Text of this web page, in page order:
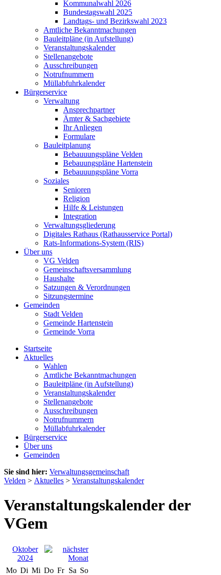
Kommunalwahl 2026
Bundestagswahl 2025
Landtags- und Bezirkswahl 2023
Amtliche Bekanntmachungen
Bauleitpläne (in Aufstellung)
Veranstaltungskalender
Stellenangebote
Ausschreibungen
Notrufnummern
Müllabfuhrkalender
Bürgerservice
Verwaltung
Ansprechpartner
Ämter & Sachgebiete
Ihr Anliegen
Formulare
Bauleitplanung
Bebauuungspläne Velden
Bebauungspläne Hartenstein
Bebauuungspläne Vorra
Soziales
Senioren
Religion
Hilfe & Leistungen
Integration
Verwaltungsgliederung
Digitales Rathaus (Rathausservice Portal)
Rats-Informations-System (RIS)
Über uns
VG Velden
Gemeinschaftsversammlung
Haushalte
Satzungen & Verordnungen
Sitzungstermine
Gemeinden
Stadt Velden
Gemeinde Hartenstein
Gemeinde Vorra
Startseite
Aktuelles
Wahlen
Amtliche Bekanntmachungen
Bauleitpläne (in Aufstellung)
Veranstaltungskalender
Stellenangebote
Ausschreibungen
Notrufnummern
Müllabfuhrkalender
Bürgerservice
Über uns
Gemeinden
Sie sind hier: Verwaltungsgemeinschaft
Velden > Aktuelles > Veranstaltungskalender
Veranstaltungskalender der
VGem
Oktober
2024
Mo Di Mi Do Fr Sa So